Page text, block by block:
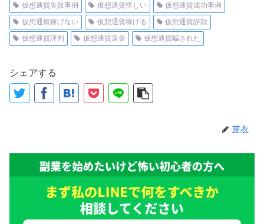
仮想通貨失敗事例
仮想通貨怪しい
仮想通貨成功事例
仮想通貨稼げない
仮想通貨稼げる
仮想通貨詐欺
仮想通貨評判
仮想通貨返金 仮想通貨騙された
シェアする
芽衣